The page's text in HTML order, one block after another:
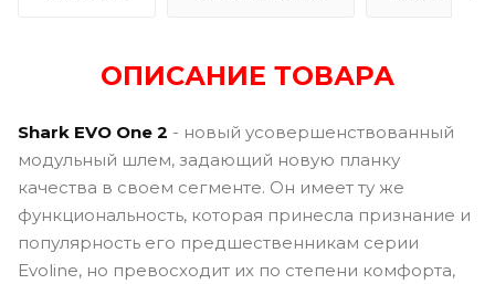
ОПИСАНИЕ ТОВАРА
Shark EVO One 2 - новый усовершенствованный
модульный шлем, задающий новую планку
качества в своем сегменте. Он имеет ту же
функциональность, которая принесла признание и
популярность его предшественникам серии
Evoline, но превосходит их по степени комфорта,